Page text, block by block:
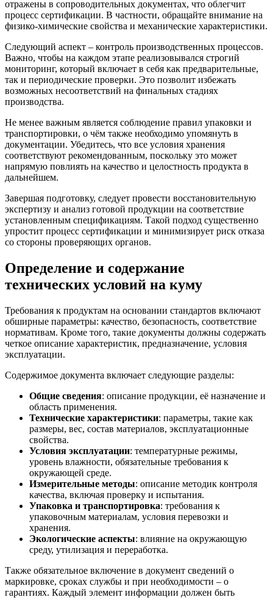
отражены в сопроводительных документах, что облегчит
процесс сертификации. В частности, обращайте внимание на
физико-химические свойства и механические характеристики.
Следующий аспект – контроль производственных процессов.
Важно, чтобы на каждом этапе реализовывался строгий
мониторинг, который включает в себя как предварительные,
так и периодические проверки. Это позволит избежать
возможных несоответствий на финальных стадиях
производства.
Не менее важным является соблюдение правил упаковки и
транспортировки, о чём также необходимо упомянуть в
документации. Убедитесь, что все условия хранения
соответствуют рекомендованным, поскольку это может
напрямую повлиять на качество и целостность продукта в
дальнейшем.
Завершая подготовку, следует провести восстановительную
экспертизу и анализ готовой продукции на соответствие
установленным спецификациям. Такой подход существенно
упростит процесс сертификации и минимизирует риск отказа
со стороны проверяющих органов.
Определение и содержание
технических условий на куму
Требования к продуктам на основании стандартов включают
обширные параметры: качество, безопасность, соответствие
нормативам. Кроме того, такие документы должны содержать
четкое описание характеристик, предназначение, условия
эксплуатации.
Содержимое документа включает следующие разделы:
Общие сведения: описание продукции, её назначение и
область применения.
Технические характеристики: параметры, такие как
размеры, вес, состав материалов, эксплуатационные
свойства.
Условия эксплуатации: температурные режимы,
уровень влажности, обязательные требования к
окружающей среде.
Измерительные методы: описание методик контроля
качества, включая проверку и испытания.
Упаковка и транспортировка: требования к
упаковочным материалам, условия перевозки и
хранения.
Экологические аспекты: влияние на окружающую
среду, утилизация и переработка.
Также обязательное включение в документ сведений о
маркировке, сроках службы и при необходимости – о
гарантиях. Каждый элемент информации должен быть